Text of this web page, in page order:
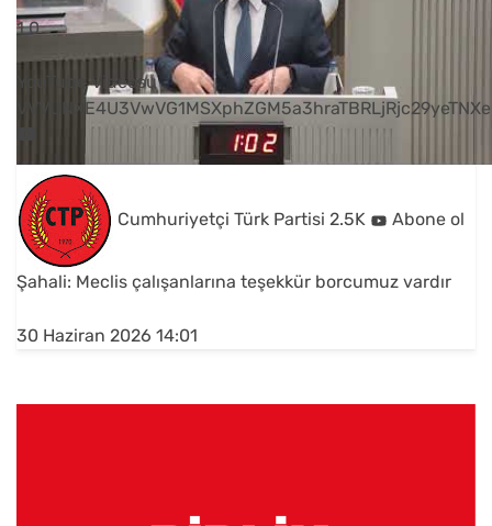
1 0
YouTube Videosu
Cumhuriyetçi Türk Partisi 2.5K Abone ol
Şahali: Meclis çalışanlarına teşekkür borcumuz vardır
30 Haziran 2026 14:01